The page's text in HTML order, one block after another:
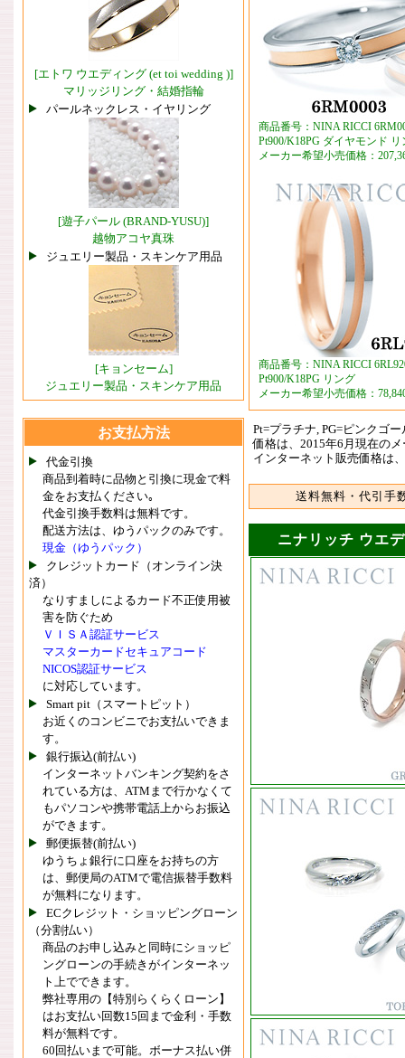
商品番号：NINA RICCI
Pt900/K18PG ダイヤモンド リ
メーカー希望小売価格：
商品番号：NINA RICCI
Pt900/K18PG リング
メーカー希望小売価格：
Pt=プラチナ, PG=ピンクゴー
価格は、2015年6月現在の
インターネット販売価格は
送料無料・代引手
ニナリッチ ウエ
[エトワ ウエディング (et toi wedding )]
マリッジリング・結婚指輪
パールネックレス・イヤリング
[遊子パール (BRAND-YUSU)]
越物アコヤ真珠
ジュエリー製品・スキンケア用品
[キョンセーム]
ジュエリー製品・スキンケア用品
お支払方法
代金引換
商品到着時に品物と引換に現金で料
金をお支払ください｡
代金引換手数料は無料です。
配送方法は、ゆうパックのみです。
現金（ゆうパック）
クレジットカード（オンライン決
済）
なりすましによるカード不正使用被
害を防ぐため
ＶＩＳＡ認証サービス
マスターカードセキュアコード
NICOS認証サービス
に対応しています。
Smart pit（スマートピット）
お近くのコンビニでお支払いできま
す。
銀行振込(前払い)
インターネットバンキング契約をさ
れている方は、ATMまで行かなくて
もパソコンや携帯電話上からお振込
ができます。
郵便振替(前払い)
ゆうちょ銀行に口座をお持ちの方
は、郵便局のATMで電信振替手数料
が無料になります。
ECクレジット・ショッピングローン
（分割払い）
商品のお申し込みと同時にショッピ
ングローンの手続きがインターネッ
ト上でできます。
弊社専用の【特別らくらくローン】
はお支払い回数15回まで金利・手数
料が無料です。
60回払いまで可能。ボーナス払い併